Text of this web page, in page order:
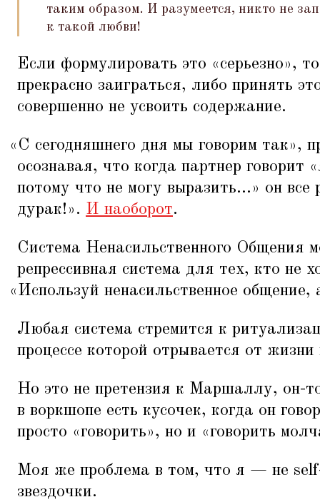
таким образом. И разумеется, никто не
к такой любви!
Если формулировать это «серьезно»,
прекрасно заиграться, либо принять
совершенно не усвоить содержание.
« С сегодняшнего дня мы говорим так»,
осознавая, что когда партнер говорит «
потому что не могу выразить...» он все
дурак!». И наоборот.
Система Ненасильственного Общения
репрессивная система для тех, кто не
«Используй ненасильственное общение,
Любая система стремится к
процессе которой отрывается от
Но это не претензия к Маршаллу, он-
в воркшопе есть кусочек, когда он
просто «говорить», но и «говорить
Моя же проблема в том, что я — не
звездочки.